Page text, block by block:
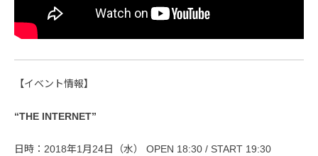
【イベント情報】
“THE INTERNET”
日時：2018年1月24日（水） OPEN 18:30 / START 19:30